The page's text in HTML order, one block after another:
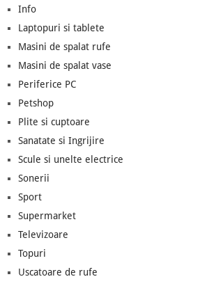
Info
Laptopuri si tablete
Masini de spalat rufe
Masini de spalat vase
Periferice PC
Petshop
Plite si cuptoare
Sanatate si Ingrijire
Scule si unelte electrice
Sonerii
Sport
Supermarket
Televizoare
Topuri
Uscatoare de rufe